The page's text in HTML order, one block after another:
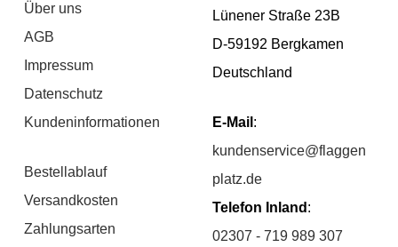
Über uns
AGB
Impressum
Datenschutz
Kundeninformationen
Bestellablauf
Versandkosten
Zahlungsarten
Lünener Straße 23B
D-59192 Bergkamen
Deutschland
E-Mail :
kundenservice@flaggen
platz.de
Telefon Inland :
02307 - 719 989 307